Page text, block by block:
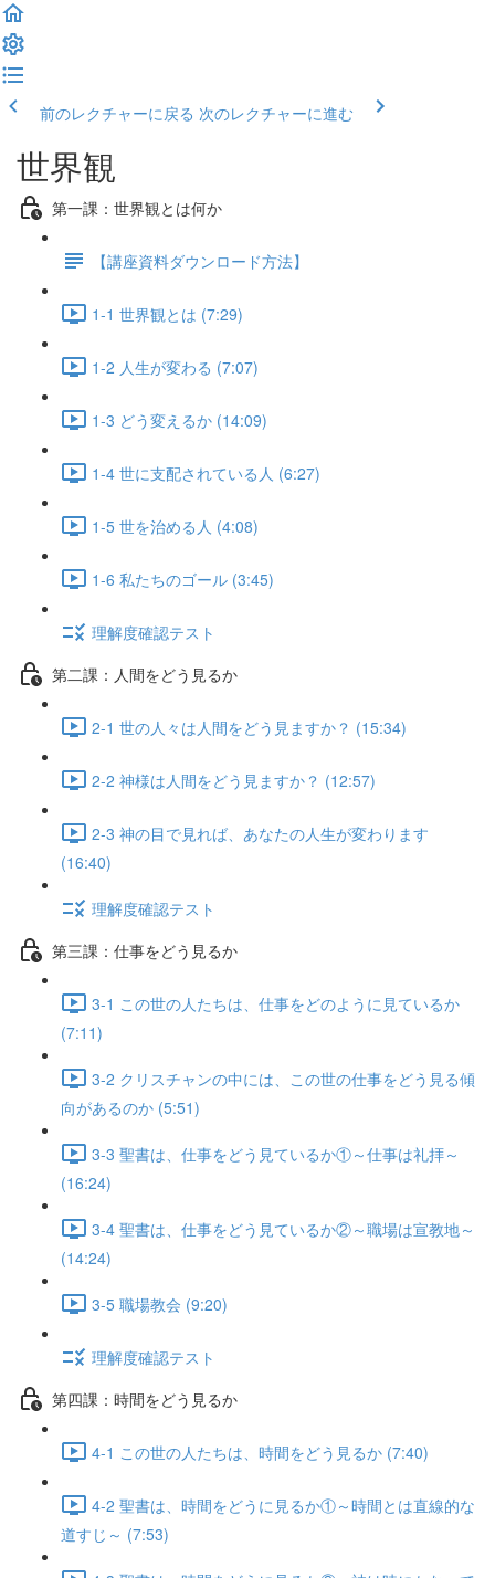
前のレクチャーに戻る 次のレクチャーに進む
世界観
第一課：世界観とは何か
【講座資料ダウンロード方法】
1-1 世界観とは (7:29)
1-2 人生が変わる (7:07)
1-3 どう変えるか (14:09)
1-4 世に支配されている人 (6:27)
1-5 世を治める人 (4:08)
1-6 私たちのゴール (3:45)
理解度確認テスト
第二課：人間をどう見るか
2-1 世の人々は人間をどう見ますか？ (15:34)
2-2 神様は人間をどう見ますか？ (12:57)
2-3 神の目で見れば、あなたの人生が変わります
(16:40)
理解度確認テスト
第三課：仕事をどう見るか
3-1 この世の人たちは、仕事をどのように見ているか
(7:11)
3-2 クリスチャンの中には、この世の仕事をどう見る傾
向があるのか (5:51)
3-3 聖書は、仕事をどう見ているか①～仕事は礼拝～
(16:24)
3-4 聖書は、仕事をどう見ているか②～職場は宣教地～
(14:24)
3-5 職場教会 (9:20)
理解度確認テスト
第四課：時間をどう見るか
4-1 この世の人たちは、時間をどう見るか (7:40)
4-2 聖書は、時間をどうに見るか①～時間とは直線的な
道すじ～ (7:53)